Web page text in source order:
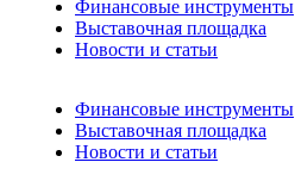
Финансовые инструменты
Выставочная площадка
Новости и статьи
Финансовые инструменты
Выставочная площадка
Новости и статьи